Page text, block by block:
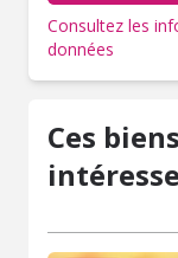
Consultez les
données
Ces